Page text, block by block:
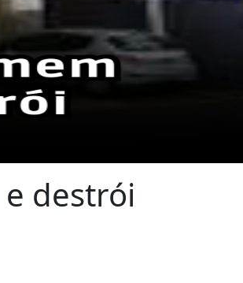
destrói